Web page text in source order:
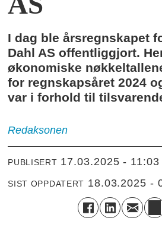
I dag ble årsregnskapet
Dahl AS offentliggjort.
økonomiske
for regnskapsåret 2024
var i forhold til
Redaksonen
PUBLISERT 17.03.2025 - 11:03
SIST OPPDATERT 18.03.2025 -